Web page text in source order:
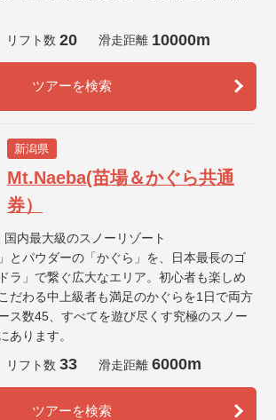
リフト数 20 滑走距離 10000m
ツアーを検索
新潟県
Mt.Naeba(苗場＆かぐら共通
券）
内最大級のスノーリゾート
とパウダーの「かぐら」を、日本最長のゴ
ラ」で繋ぐ広大なエリア。初心者も楽しめ
だわる中上級者も満足のかぐらを1日で両方
ス数45、すべてを遊び尽くす究極のスノー
あります。
リフト数 33 滑走距離 6000m
ツアーを検索